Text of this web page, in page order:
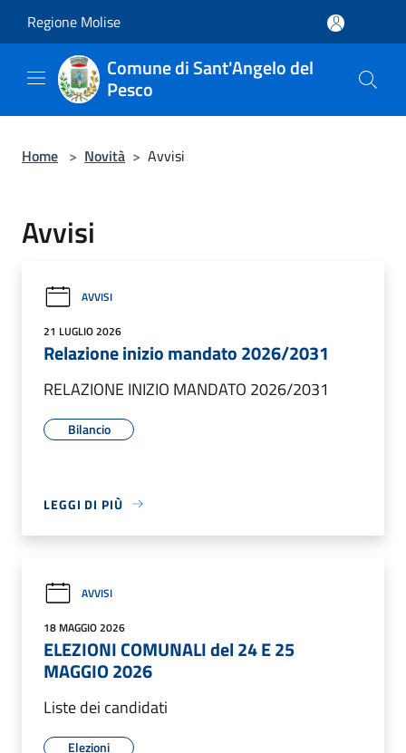
Regione Molise
Comune di Sant'Angelo del
Pesco
Home > Novità > Avvisi
Avvisi
AVVISI
21 LUGLIO 2026
Relazione inizio mandato 2026/2031
RELAZIONE INIZIO MANDATO 2026/2031
Bilancio
LEGGI DI PIÙ
AVVISI
18 MAGGIO 2026
ELEZIONI COMUNALI del 24 E 25
MAGGIO 2026
Liste dei candidati
Elezioni